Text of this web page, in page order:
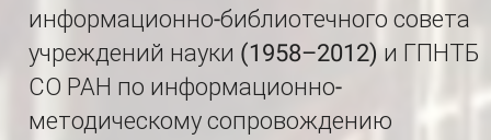
информационно-библиотечного совета
учреждений науки (1958–2012) и ГПНТБ
СО РАН по информационно-
методическому сопровождению